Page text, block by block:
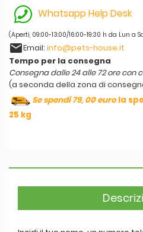
Whatsapp Help Desk
(Aperti, 09:00-13:00/16:00-19:30 h da Lun a
emailEmail: info@pets-house.it
Tempo per la consegna
Consegna dalle 24 alle 72 ore con
(a seconda della zona di
Se spendi 79, 00 eurola
25 kg